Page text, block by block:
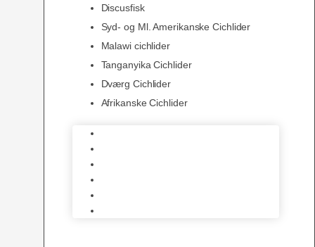
Discusfisk
Syd- og Ml. Amerikanske Cichlider
Malawi cichlider
Tanganyika Cichlider
Dværg Cichlider
Afrikanske Cichlider